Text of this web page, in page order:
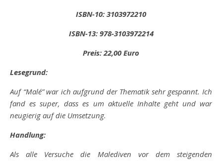
ISBN-10: 3103972210
ISBN-13: 978-3103972214
Preis: 22,00 Euro
Lesegrund:
Auf “Malé” war ich aufgrund der Thematik sehr gespannt. Ich
fand es super, dass es um aktuelle Inhalte geht und war
neugierig auf die Umsetzung.
Handlung:
Als alle Versuche die Malediven vor dem steigenden